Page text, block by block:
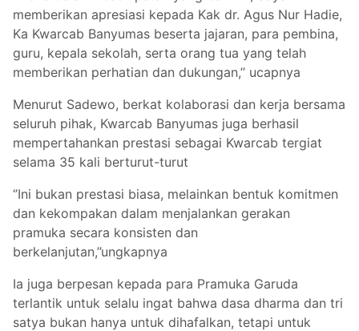
memberikan apresiasi kepada Kak dr. Agus Nur Hadie,
Ka Kwarcab Banyumas beserta jajaran, para pembina,
guru, kepala sekolah, serta orang tua yang telah
memberikan perhatian dan dukungan,’’ ucapnya
Menurut Sadewo, berkat kolaborasi dan kerja bersama
seluruh pihak, Kwarcab Banyumas juga berhasil
mempertahankan prestasi sebagai Kwarcab tergiat
selama 35 kali berturut-turut
‘’Ini bukan prestasi biasa, melainkan bentuk komitmen
dan kekompakan dalam menjalankan gerakan
pramuka secara konsisten dan
berkelanjutan,’’ungkapnya
Ia juga berpesan kepada para Pramuka Garuda
terlantik untuk selalu ingat bahwa dasa dharma dan tri
satya bukan hanya untuk dihafalkan, tetapi untuk